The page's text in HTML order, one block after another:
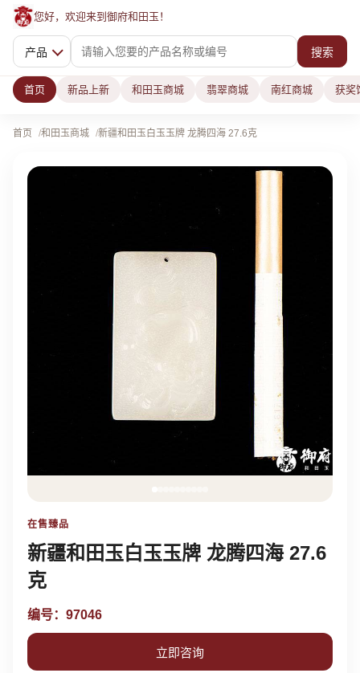
您好，欢迎来到御府和田玉！
产品 搜索
首页 新品上新 和田玉商城 翡翠商城 南红商城 获奖
首页 和田玉商城 新疆和田玉白玉玉牌 龙腾四海 27.6克
在售臻品
新疆和田玉白玉玉牌 龙腾四海 27.6
克
编号：97046
立即咨询